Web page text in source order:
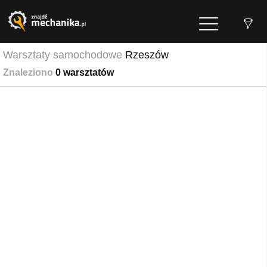
Warsztaty samochodowe Rzeszów
Znaleziono 0 warsztatów